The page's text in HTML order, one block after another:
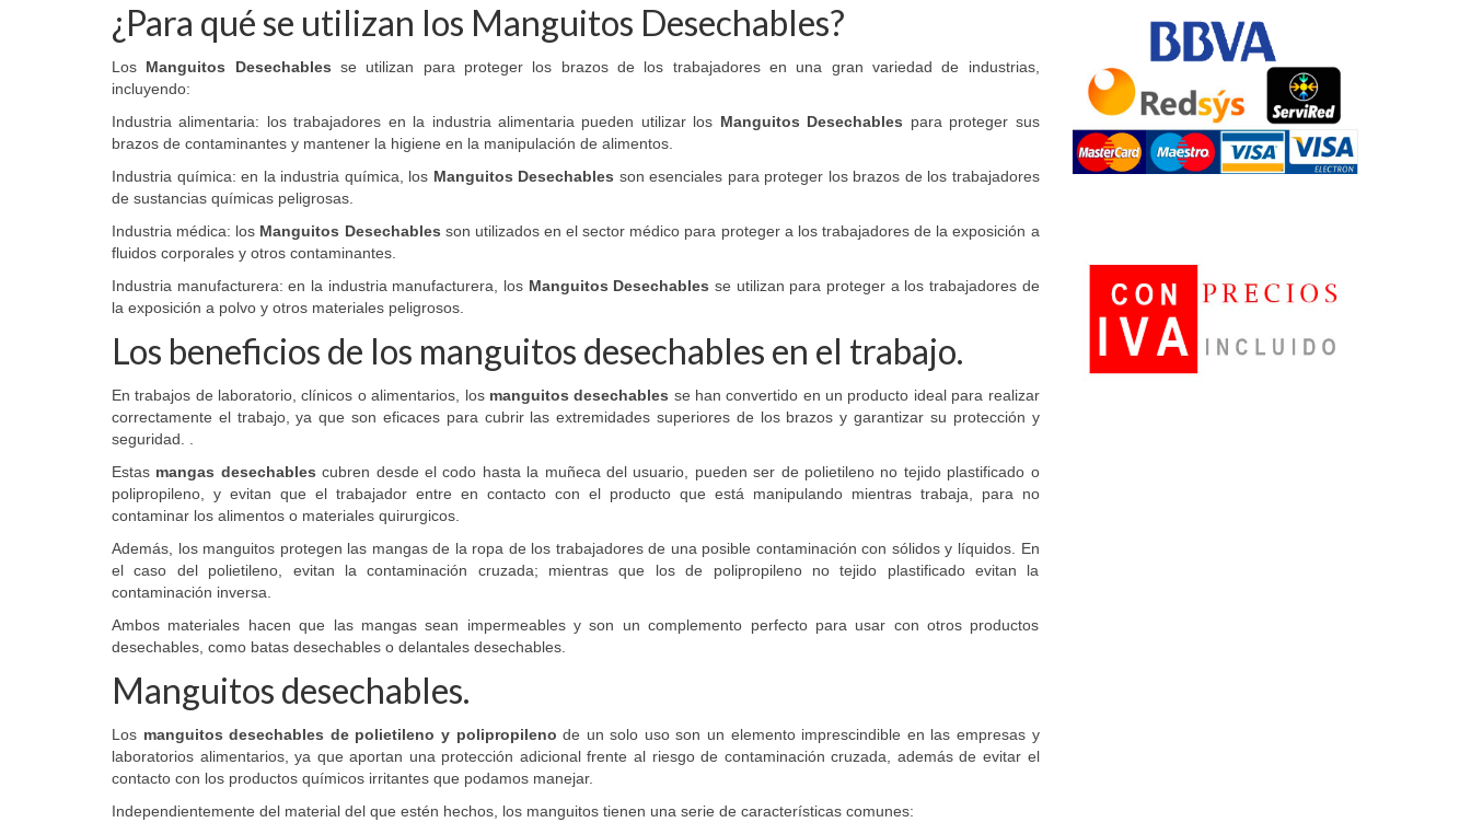
¿Para qué se utilizan los Manguitos Desechables?
Los Manguitos Desechables se utilizan para proteger los brazos de los trabajadores en una gran variedad de industrias,
incluyendo:
Industria alimentaria: los trabajadores en la industria alimentaria pueden utilizar los Manguitos Desechables para proteger sus
brazos de contaminantes y mantener la higiene en la manipulación de alimentos.
Industria química: en la industria química, los Manguitos Desechables son esenciales para proteger los brazos de los trabajadores
de sustancias químicas peligrosas.
Industria médica: los Manguitos Desechables son utilizados en el sector médico para proteger a los trabajadores de la exposición a
fluidos corporales y otros contaminantes.
Industria manufacturera: en la industria manufacturera, los Manguitos Desechables se utilizan para proteger a los trabajadores de
la exposición a polvo y otros materiales peligrosos.
Los beneficios de los manguitos desechables en el trabajo.
En trabajos de laboratorio, clínicos o alimentarios, los manguitos desechables se han convertido en un producto ideal para realizar
correctamente el trabajo, ya que son eficaces para cubrir las extremidades superiores de los brazos y garantizar su protección y
seguridad. .
Estas mangas desechables cubren desde el codo hasta la muñeca del usuario, pueden ser de polietileno no tejido plastificado o
polipropileno, y evitan que el trabajador entre en contacto con el producto que está manipulando mientras trabaja, para no
contaminar los alimentos o materiales quirurgicos.
Además, los manguitos protegen las mangas de la ropa de los trabajadores de una posible contaminación con sólidos y líquidos. En
el caso del polietileno, evitan la contaminación cruzada; mientras que los de polipropileno no tejido plastificado evitan la
contaminación inversa.
Ambos materiales hacen que las mangas sean impermeables y son un complemento perfecto para usar con otros productos
desechables, como batas desechables o delantales desechables.
Manguitos desechables.
Los manguitos desechables de polietileno y polipropileno de un solo uso son un elemento imprescindible en las empresas y
laboratorios alimentarios, ya que aportan una protección adicional frente al riesgo de contaminación cruzada, además de evitar el
contacto con los productos químicos irritantes que podamos manejar.
Independientemente del material del que estén hechos, los manguitos tienen una serie de características comunes: